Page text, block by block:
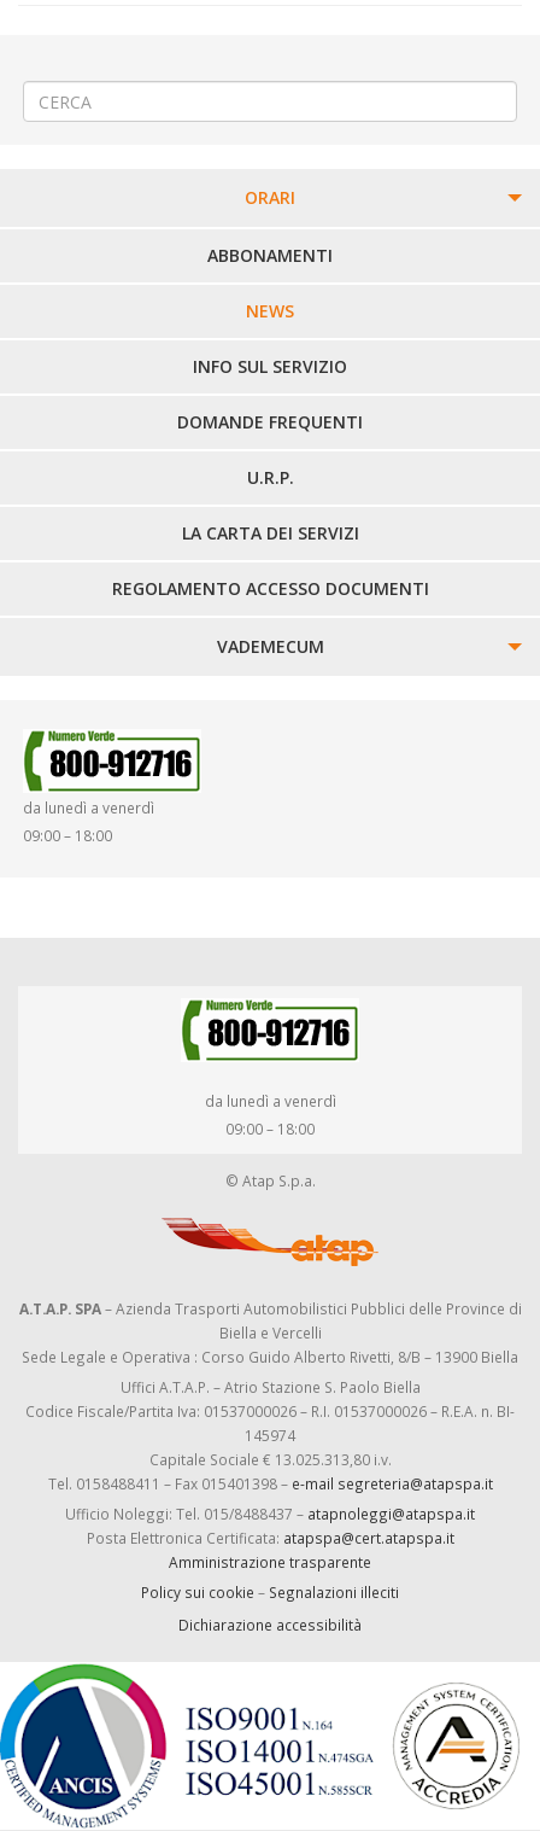
ORARI
PERCORSI URBANI IN BIELLA
LINEE URBANE VERCELLI
LINEE EXTRAURBANE
ABBONAMENTI
NEWS
INFO SUL SERVIZIO
DOMANDE FREQUENTI
U.R.P.
LA CARTA DEI SERVIZI
REGOLAMENTO ACCESSO DOCUMENTI
VADEMECUM
SMARRIMENTO OGGETTI
da lunedì a venerdì
09:00 – 18:00
da lunedì a venerdì
09:00 – 18:00
© Atap S.p.a.
A.T.A.P. SPA– Azienda Trasporti Automobilistici Pubblici delle Province di
Biella e Vercelli
Sede Legale e Operativa : Corso Guido Alberto Rivetti, 8/B – 13900 Biella
Uffici A.T.A.P. – Atrio Stazione S. Paolo Biella
Codice Fiscale/Partita Iva: 01537000026 – R.I. 01537000026 – R.E.A. n. BI-
145974
Capitale Sociale € 13.025.313,80 i.v.
Tel. 0158488411 – Fax 015401398 – e-mail segreteria@atapspa.it
Ufficio Noleggi: Tel. 015/8488437 – atapnoleggi@atapspa.it
Posta Elettronica Certificata: atapspa@cert.atapspa.it
Amministrazione trasparente
Policy sui cookie – Segnalazioni illeciti
Dichiarazione accessibilità